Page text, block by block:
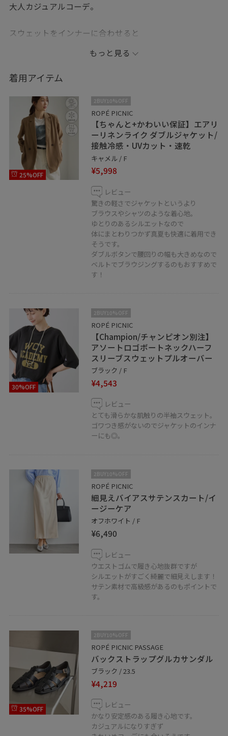
大人カジュアルコーデ。
スウェットをインナーに合わせると
スカートはパンツとのバランスを取るために
ウエストを2回ほど折って着用しています。
もっと見る
着用アイテム
25%OFF
2BUY10%OFF
ROPÉ PICNIC
【ちゃんと+かわいい保証】エアリ
ーリネンライク ダブルジャケット/
接触冷感・UVカット・速乾
キャメル / F
¥5,998
レビュー
驚きの軽さでジャケットというより
ブラウスやシャツのような着心地。
ゆとりのあるシルエットなので
体にまとわりつかず真夏も快適に着用でき
そうです。
ダブルボタンで腰回りの幅も大きめなので
ベルトでブラウジングするのもおすすめで
す！
30%OFF
2BUY10%OFF
ROPÉ PICNIC
【Champion/チャンピオン別注】
アソートロゴボートネックハーフ
スリーブスウェットプルオーバー
ブラック / F
¥4,543
レビュー
とても滑らかな肌触りの半袖スウェット。
ゴワつき感がないのでジャケットのインナ
ーにも◎。
2BUY10%OFF
ROPÉ PICNIC
細見えバイアスサテンスカート/イ
ージーケア
オフホワイト / F
¥6,490
レビュー
ウエストゴムで履き心地抜群ですが
シルエットがすごく綺麗で細見えします！
サテン素材で高級感があるのもポイントで
す。
35%OFF
2BUY10%OFF
ROPÉ PICNIC PASSAGE
バックストラップグルカサンダル
ブラック / 23.5
¥4,219
レビュー
かなり安定感のある履き心地です。
カジュアルになりすぎず